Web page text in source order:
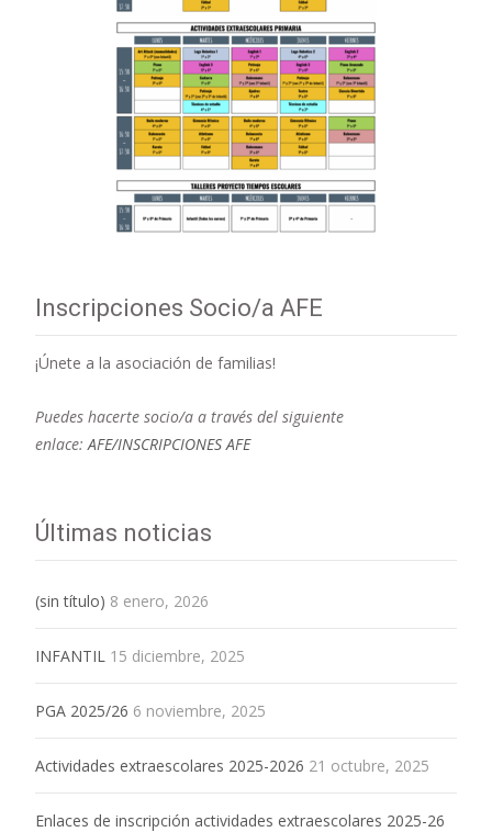
Inscripciones Socio/a AFE
¡Únete a la asociación de familias!
Puedes hacerte socio/a a través del siguiente
enlace:AFE/INSCRIPCIONES AFE
Últimas noticias
(sin título) 8 enero, 2026
INFANTIL 15 diciembre, 2025
PGA 2025/26 6 noviembre, 2025
Actividades extraescolares 2025-2026 21 octubre, 2025
Enlaces de inscripción actividades extraescolares 2025-26